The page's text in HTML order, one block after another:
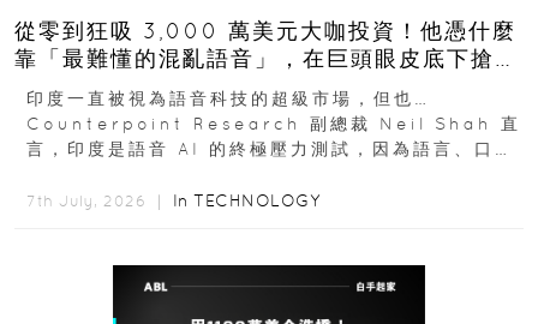
從零到狂吸 3,000 萬美元大咖投資！他憑什麼
靠「最難懂的混亂語音」，在巨頭眼皮底下搶下
十億人市場？
印度一直被視為語音科技的超級市場，但也…
Counterpoint Research 副總裁 Neil Shah 直
言，印度是語音 AI 的終極壓力測試，因為語言、口音
7th July, 2026 ｜ In TECHNOLOGY